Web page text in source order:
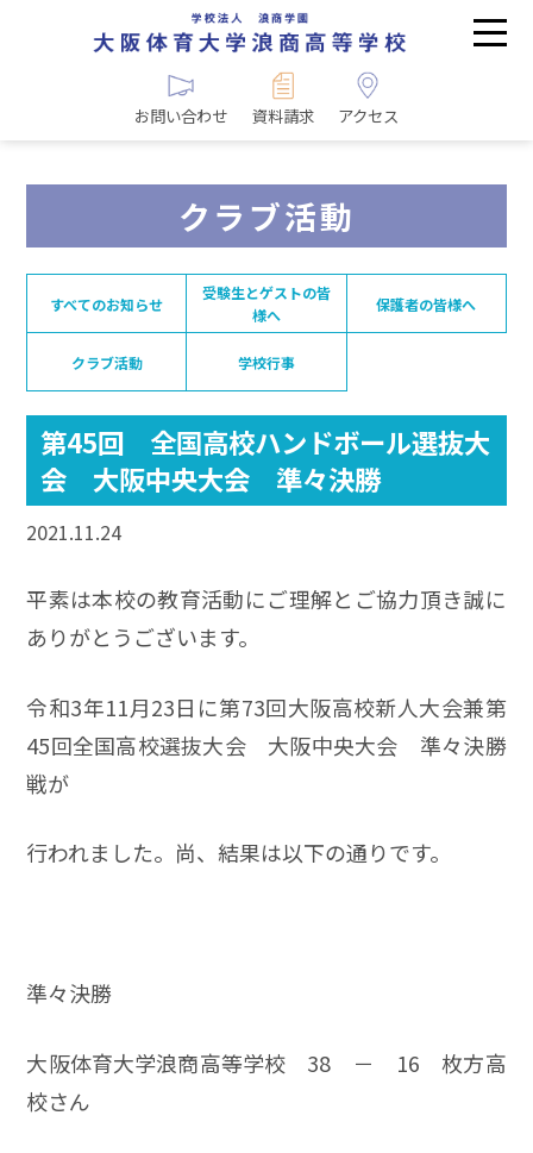
お問い合わせ 資料請求 アクセス
クラブ活動
すべてのお知らせ
受験生とゲストの皆
様へ
保護者の皆様へ
クラブ活動 学校行事
第45回 全国高校ハンドボール選抜大
会 大阪中央大会 準々決勝
2021.11.24
平素は本校の教育活動にご理解とご協力頂き誠に
ありがとうございます。
令和3年11月23日に第73回大阪高校新人大会兼第
45回全国高校選抜大会 大阪中央大会 準々決勝
戦が
行われました。尚、結果は以下の通りです。
準々決勝
大阪体育大学浪商高等学校 38 － 16 枚方高
校さん